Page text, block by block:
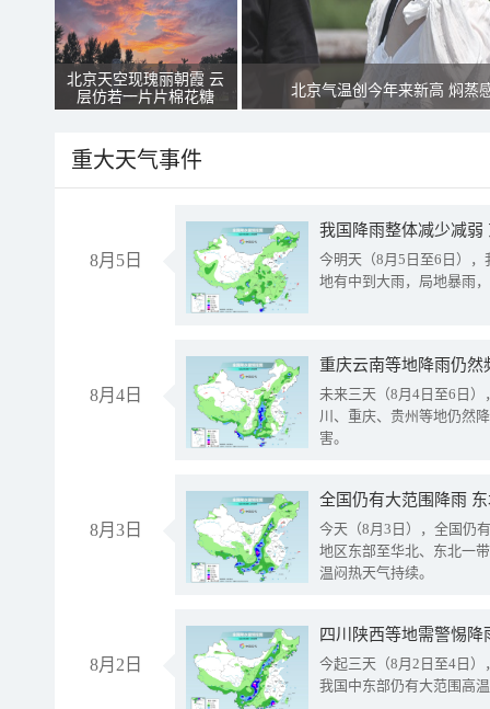
北京天空现瑰丽朝霞 云
层仿若一片片棉花糖
北京气温创今年来新高 焖蒸
重大天气事件
8月5日
我国降雨整体减少减弱
今明天（8月5日至6日）
地有中到大雨，局地暴雨
8月4日
重庆云南等地降雨仍然
未来三天（8月4日至6日
川、重庆、贵州等地仍然
害。
8月3日
全国仍有大范围降雨
今天（8月3日），全国仍
地区东部至华北、东北一
温闷热天气持续。
8月2日
今起三天（8月2日至4日
我国中东部仍有大范围高